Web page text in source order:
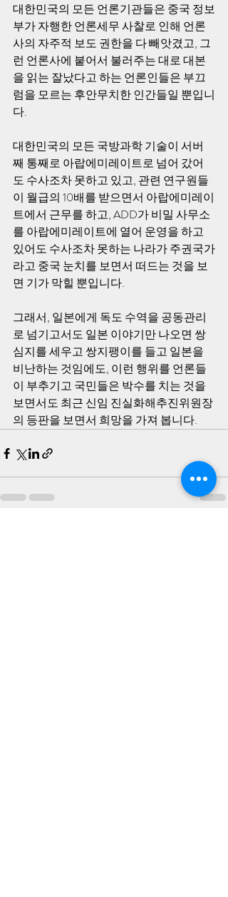
대한민국의 모든 언론기관들은 중국 정보
부가 자행한 언론세무 사찰로 인해 언론
사의 자주적 보도 권한을 다 빼앗겼고, 그
런 언론사에 붙어서 불러주는 대로 대본
을 읽는 잘났다고 하는 언론인들은 부끄
럼을 모르는 후안무치한 인간들일 뿐입니
다.
대한민국의 모든 국방과학 기술이 서버
째 통째로 아랍에미레이트로 넘어 갔어
도 수사조차 못하고 있고, 관련 연구원들
이 월급의 10배를 받으면서 아랍에미레이
트에서 근무를 하고, ADD가 비밀 사무소
를 아랍에미레이트에 열어 운영을 하고
있어도 수사조차 못하는 나라가 주권국가
라고 중국 눈치를 보면서 떠드는 것을 보
면 기가 막힐 뿐입니다.
그래서, 일본에게 독도 수역을 공동관리
로 넘기고서도 일본 이야기만 나오면 쌍
심지를 세우고 쌍지팽이를 들고 일본을
비난하는 것임에도, 이런 행위를 언론들
이 부추기고 국민들은 박수를 치는 것을
보면서도 최근 신임 진실화해추진위원장
의 등판을 보면서 희망을 가져 봅니다.